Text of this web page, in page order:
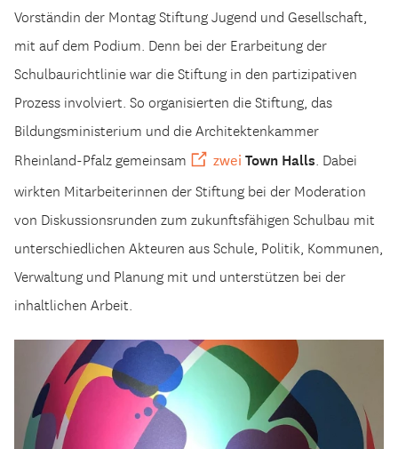
Vorständin der Montag Stiftung Jugend und Gesellschaft,
mit auf dem Podium. Denn bei der Erarbeitung der
Schulbaurichtlinie war die Stiftung in den partizipativen
Prozess involviert. So organisierten die Stiftung, das
Bildungsministerium und die Architektenkammer
Rheinland-Pfalz gemeinsam
zwei Town Halls. Dabei
wirkten Mitarbeiterinnen der Stiftung bei der Moderation
von Diskussionsrunden zum zukunftsfähigen Schulbau mit
unterschiedlichen Akteuren aus Schule, Politik, Kommunen,
Verwaltung und Planung mit und unterstützen bei der
inhaltlichen Arbeit.